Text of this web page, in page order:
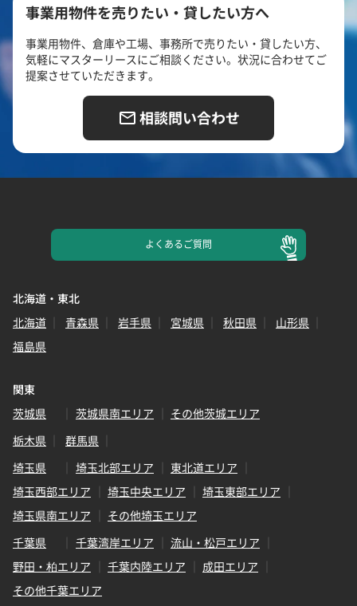
事業用物件を売りたい・貸したい方へ
事業用物件、倉庫や工場、事務所で売りたい・貸したい方、
気軽にマスターリースにご相談ください。状況に合わせてご
提案させていただきます。
相談問い合わせ
よくあるご質問
北海道・東北
北海道
青森県 岩手県 宮城県 秋田県
山形県
福島県
関東
茨城県
茨城県南エリア
その他茨城エリア
栃木県
群馬県
埼玉県
埼玉北部エリア
東北道エリア
埼玉西部エリア
埼玉中央エリア
埼玉東部エリア
埼玉県南エリア
その他埼玉エリア
千葉県
千葉湾岸エリア
流山・松戸エリア
野田・柏エリア
千葉内陸エリア
成田エリア
その他千葉エリア